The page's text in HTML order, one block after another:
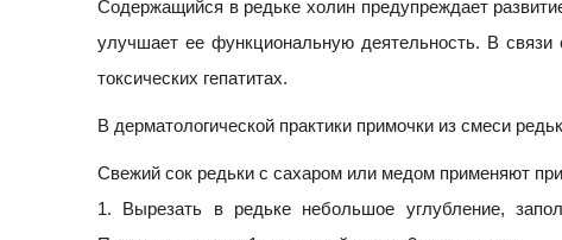
Содержащийся в редьке холин предупреждает
улучшает ее функциональную деятельность. В
токсических гепатитах.
В дерматологической практики примочки из смеси
Свежий сок редьки с сахаром или медом применяют
1. Вырезать в редьке небольшое углубление,